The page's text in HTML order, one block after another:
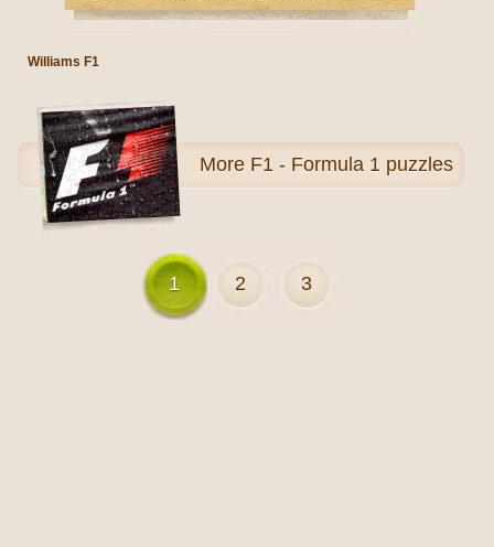
Williams F1
More F1 - Formula 1 puzzles
1 2 3